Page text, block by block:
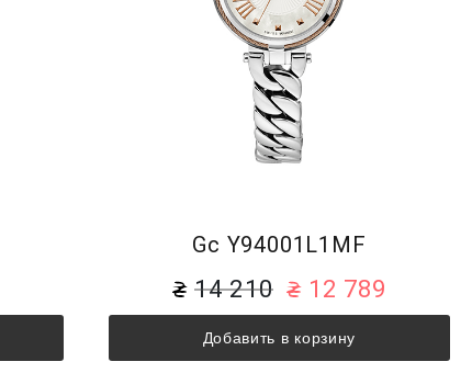
Gc Y94001L1MF
14 210 12 789
Добавить в корзину